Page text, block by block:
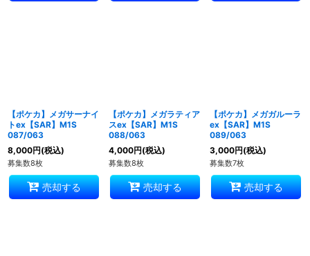
【ポケカ】メガサーナイ
トex【SAR】M1S
087/063
8,000円(税込)
募集数8枚
売却する
【ポケカ】メガラティア
スex【SAR】M1S
088/063
4,000円(税込)
募集数8枚
売却する
【ポケカ】メガガルーラ
ex【SAR】M1S
089/063
3,000円(税込)
募集数7枚
売却する